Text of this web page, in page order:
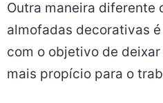
Outra maneira diferente
almofadas decorativas
com o objetivo de
mais propício para o